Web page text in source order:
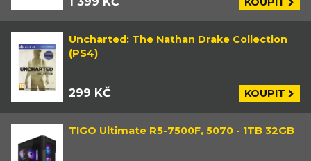
Uncharted: The Nathan Drake Collection
(PS4)
299 KČ KOUPIT
TIGO Ultimate R5-7500F, 5070 - 1TB 32GB